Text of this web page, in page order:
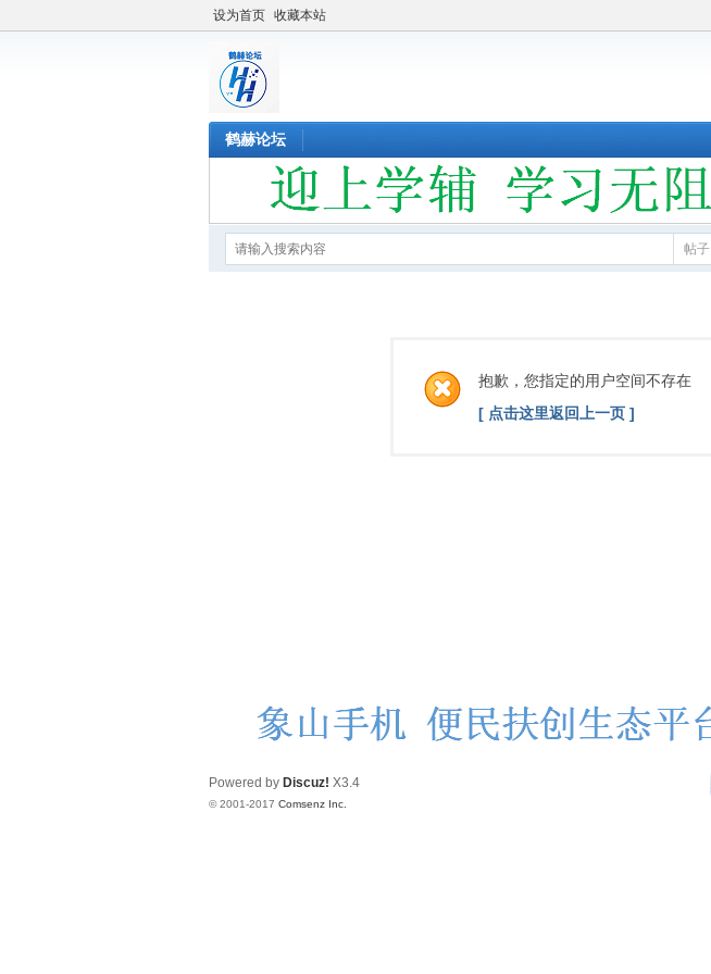
设为首页 收藏本站
鹤赫论坛
帖子
抱歉，您指定的用户空间不存在
[ 点击这里返回上一页 ]
Powered by Discuz! X3.4
© 2001-2017 Comsenz Inc.